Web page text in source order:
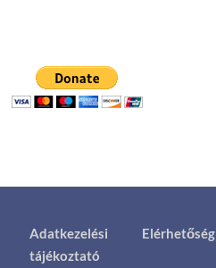
Adatkezelési
tájékoztató
Elérhetőség